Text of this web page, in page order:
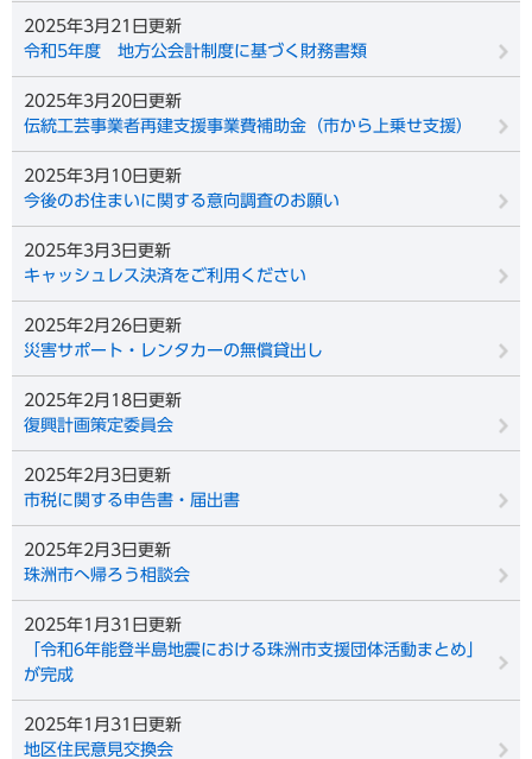
2025年3月21日更新
令和5年度 地方公会計制度に基づく財務書類
2025年3月20日更新
伝統工芸事業者再建支援事業費補助金（市から上乗せ支援）
2025年3月10日更新
今後のお住まいに関する意向調査のお願い
2025年3月3日更新
キャッシュレス決済をご利用ください
2025年2月26日更新
災害サポート・レンタカーの無償貸出し
2025年2月18日更新
復興計画策定委員会
2025年2月3日更新
市税に関する申告書・届出書
2025年2月3日更新
珠洲市へ帰ろう相談会
2025年1月31日更新
「令和6年能登半島地震における珠洲市支援団体活動まとめ」
が完成
2025年1月31日更新
地区住民意見交換会